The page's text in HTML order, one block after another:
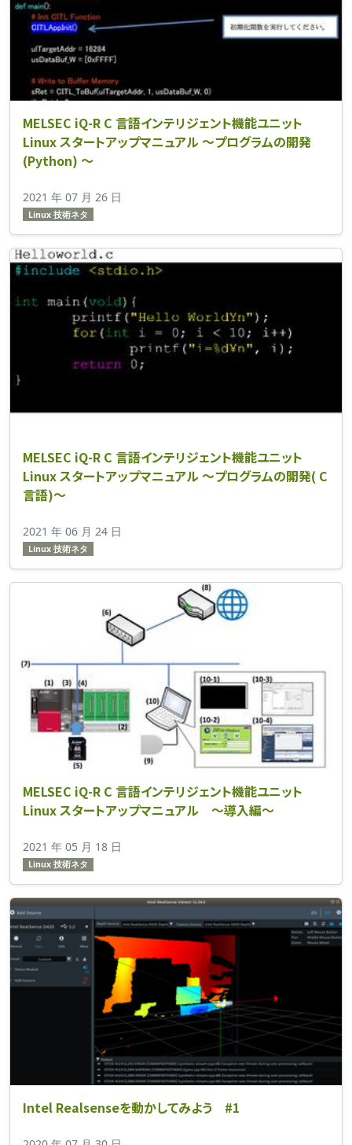
MELSEC iQ-R C 言語インテリジェント機能ユニット
Linux スタートアップマニュアル ～プログラムの開発
(Python) ～
2021 年 07 月 26 日
Linux 技術ネタ
MELSEC iQ-R C 言語インテリジェント機能ユニット
Linux スタートアップマニュアル ～プログラムの開発( C
言語)～
2021 年 06 月 24 日
Linux 技術ネタ
MELSEC iQ-R C 言語インテリジェント機能ユニット
Linux スタートアップマニュアル ～導入編～
2021 年 05 月 18 日
Linux 技術ネタ
Intel Realsenseを動かしてみよう #1